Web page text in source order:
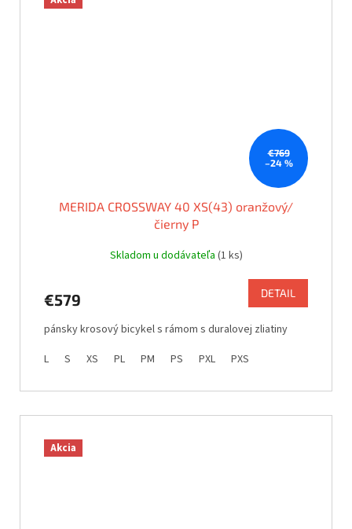
€769
–24 %
MERIDA CROSSWAY 40 XS(43) oranžový/
čierny P
Skladom u dodávateľa (1 ks)
€579 DETAIL
pánsky krosový bicykel s rámom s duralovej zliatiny
L
S XS PL PM PS PXL PXS
Akcia